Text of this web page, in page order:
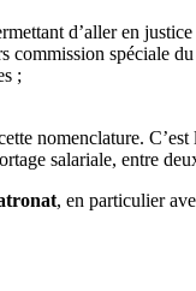
d’aller en
commission spéciale
;
nomenclature.
salariale, entre
, en particulier